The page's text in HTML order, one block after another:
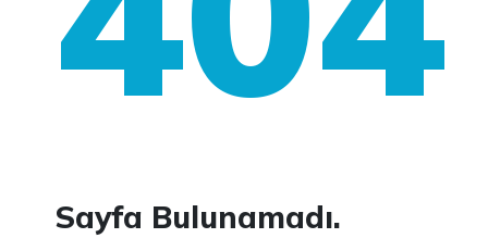
Sayfa Bulunamadı.